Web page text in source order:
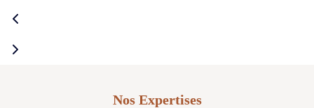
Nos Expertises